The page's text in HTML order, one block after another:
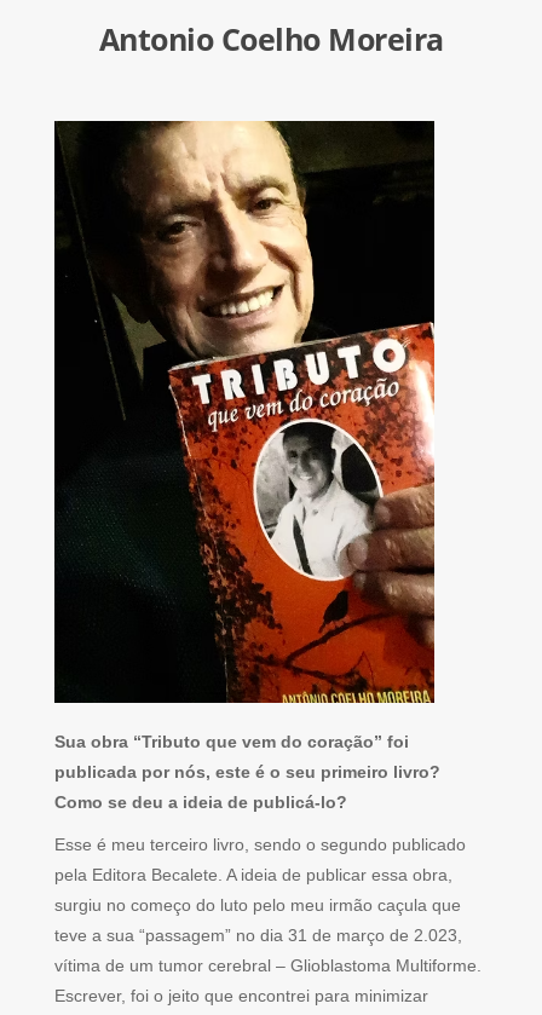
Antonio Coelho Moreira
Sua obra “Tributo que vem do coração” foi
publicada por nós, este é o seu primeiro livro?
Como se deu a ideia de publicá-lo?
Esse é meu terceiro livro, sendo o segundo publicado
pela Editora Becalete. A ideia de publicar essa obra,
surgiu no começo do luto pelo meu irmão caçula que
teve a sua “passagem” no dia 31 de março de 2.023,
vítima de um tumor cerebral – Glioblastoma Multiforme.
Escrever, foi o jeito que encontrei para minimizar